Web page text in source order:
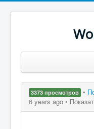
Популярные
3373 просмотров •
6 years ago •